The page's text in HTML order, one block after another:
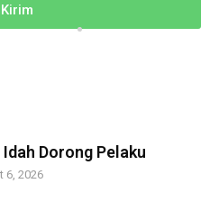
Kirim
Idah Dorong Pelaku
6, 2026